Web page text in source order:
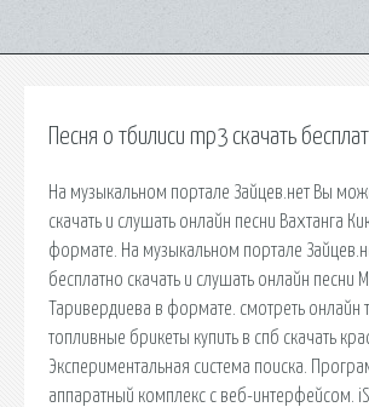
Песня о тбилиси mp3 скачать
На музыкальном портале Зайцев.нет Вы
скачать и слушать онлайн песни Вахтанга
формате. На музыкальном портале
бесплатно скачать и слушать онлайн песни
Таривердиева в формате. смотреть онлайн
топливные брикеты купить в спб скачать
Экспериментальная система поиска.
аппаратный комплекс с веб-интерфейсом.